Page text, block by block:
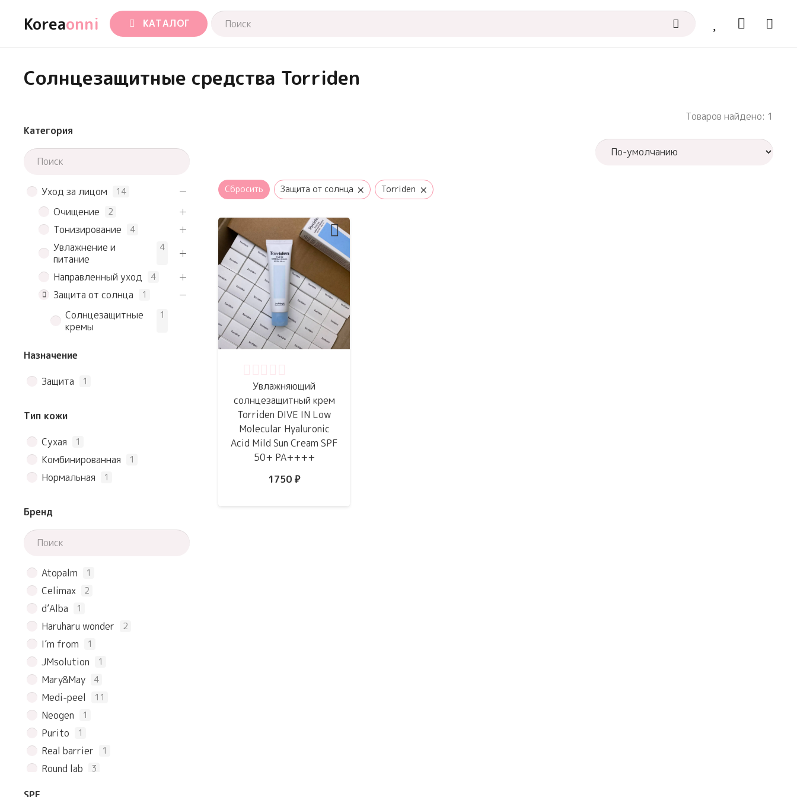
Koreaonni КАТАЛОГ
Солнцезащитные средства Torriden
Категория
Уход за лицом 14
Очищение 2
Тонизирование 4
Увлажнение и
питание
4
Направленный уход 4
Защита от солнца 1
Солнцезащитные
кремы
1
Назначение
Защита
1
Тип кожи
Сухая
1
Комбинированная 1
Нормальная 1
Бренд
Atopalm 1
Celimax 2
d’Alba 1
Haruharu wonder 2
I’m from 1
JMsolution 1
Mary&May 4
Medi-peel 11
Neogen 1
Purito 1
Real barrier 1
Round lab 3
SPF
Товаров найдено: 1
Сбросить Защита от солнца × Torriden ×
Увлажняющий
солнцезащитный крем
Torriden DIVE IN Low
Molecular Hyaluronic
Acid Mild Sun Cream SPF
50+ PA++++
1750 ₽